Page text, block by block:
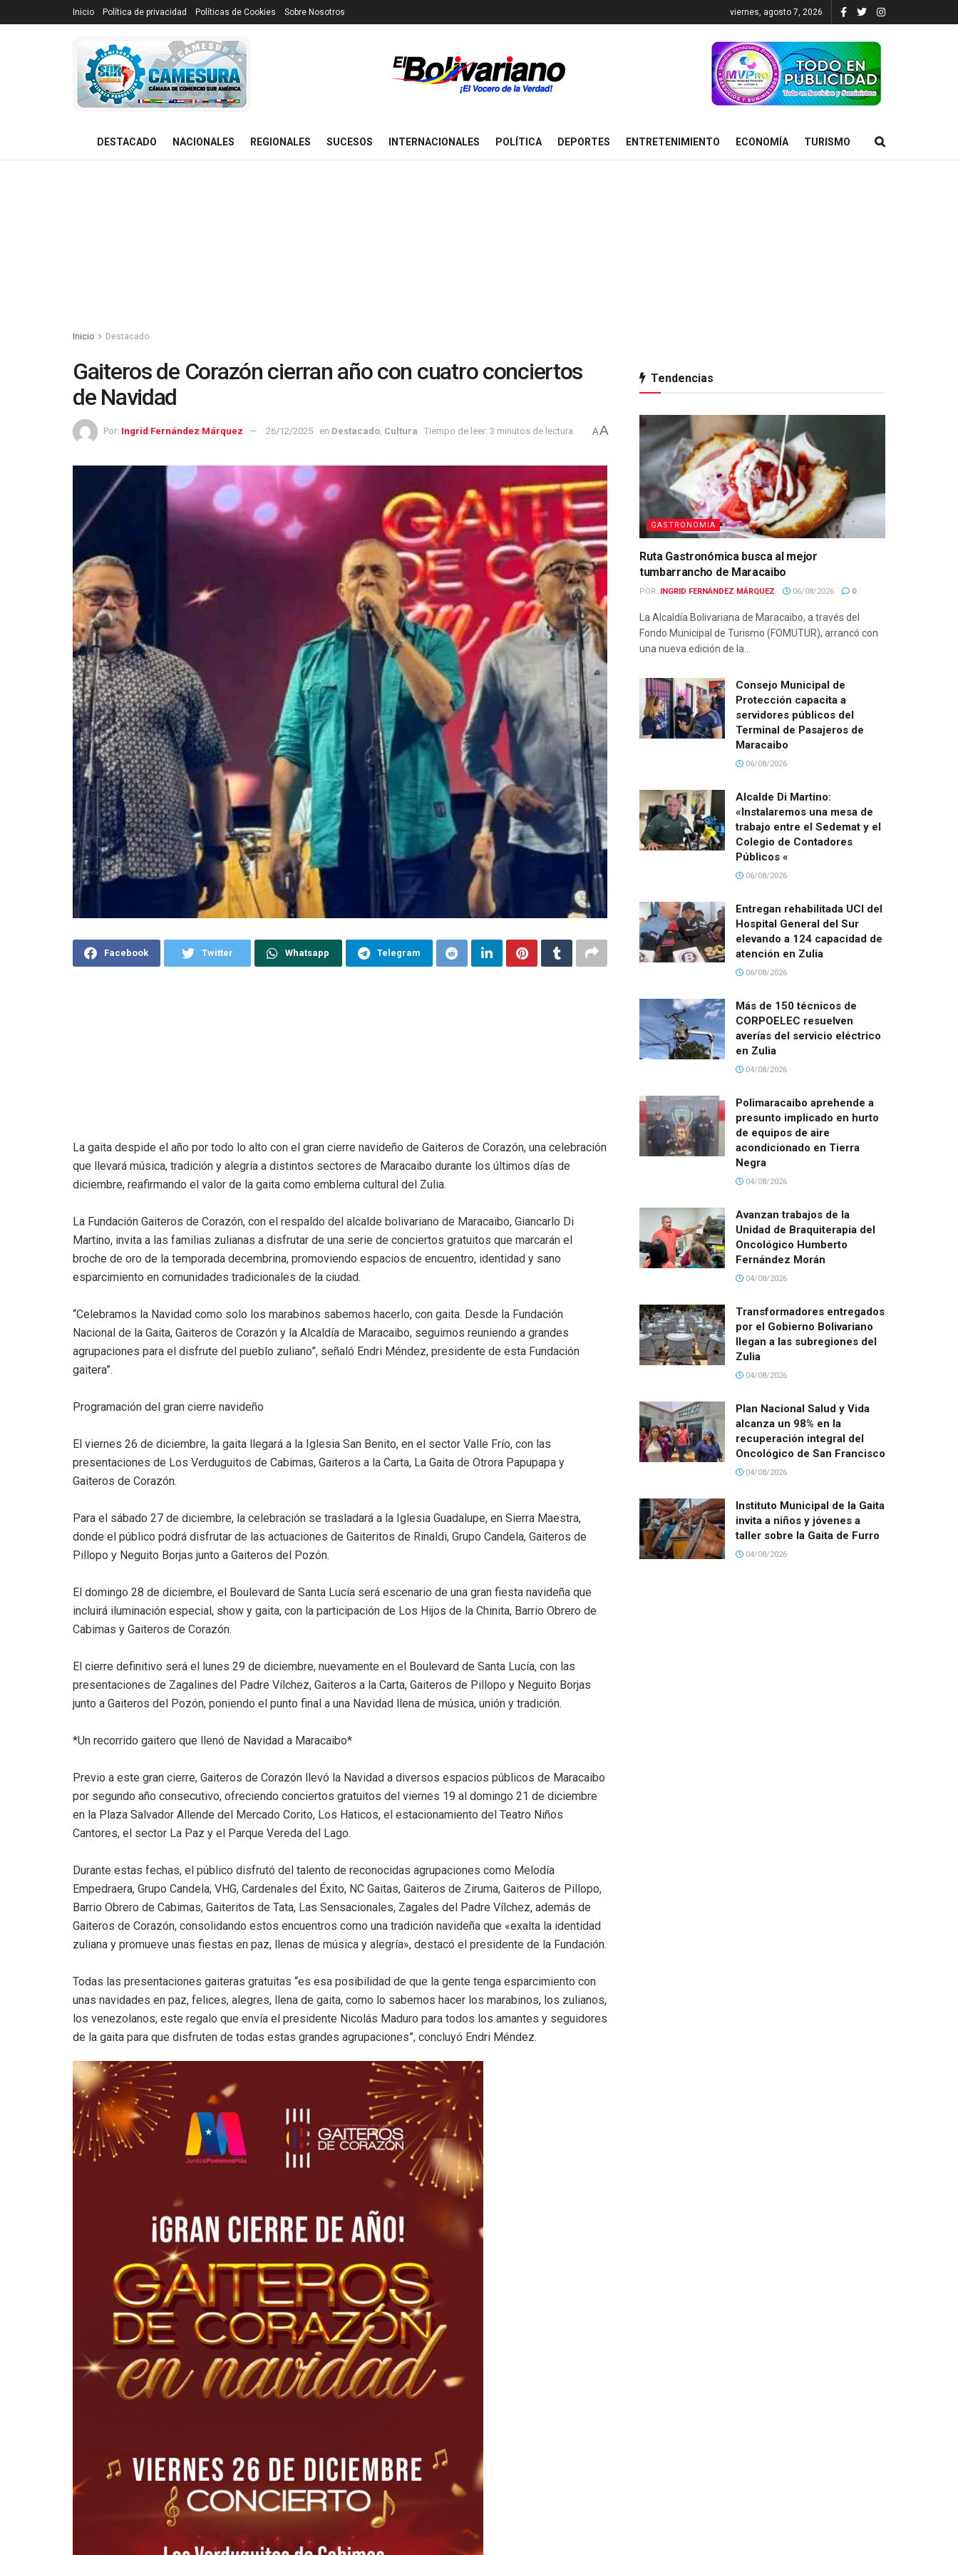
Inicio Política de privacidad Políticas de Cookies Sobre Nosotros viernes, agosto 7, 2026
DESTACADO NACIONALES REGIONALES SUCESOS INTERNACIONALES POLÍTICA DEPORTES ENTRETENIMIENTO ECONOMÍA TURISMO
Inicio Destacado
Gaiteros de Corazón cierran año con cuatro conciertos
de Navidad
Por: Ingrid Fernández Márquez 26/12/2025 en Destacado Cultura Tiempo de leer: 3 minutos de lectura AA
Facebook Twitter Whatsapp Telegram
La gaita despide el año por todo lo alto con el gran cierre navideño de Gaiteros de Corazón, una celebración
que llevará música, tradición y alegría a distintos sectores de Maracaibo durante los últimos días de
diciembre, reafirmando el valor de la gaita como emblema cultural del Zulia.
La Fundación Gaiteros de Corazón, con el respaldo del alcalde bolivariano de Maracaibo, Giancarlo Di
Martino, invita a las familias zulianas a disfrutar de una serie de conciertos gratuitos que marcarán el
broche de oro de la temporada decembrina, promoviendo espacios de encuentro, identidad y sano
esparcimiento en comunidades tradicionales de la ciudad.
“Celebramos la Navidad como solo los marabinos sabemos hacerlo, con gaita. Desde la Fundación
Nacional de la Gaita, Gaiteros de Corazón y la Alcaldía de Maracaibo, seguimos reuniendo a grandes
agrupaciones para el disfrute del pueblo zuliano”, señaló Endri Méndez, presidente de esta Fundación
gaitera”.
Programación del gran cierre navideño
El viernes 26 de diciembre, la gaita llegará a la Iglesia San Benito, en el sector Valle Frío, con las
presentaciones de Los Verduguitos de Cabimas, Gaiteros a la Carta, La Gaita de Otrora Papupapa y
Gaiteros de Corazón.
Para el sábado 27 de diciembre, la celebración se trasladará a la Iglesia Guadalupe, en Sierra Maestra,
donde el público podrá disfrutar de las actuaciones de Gaiteritos de Rinaldi, Grupo Candela, Gaiteros de
Pillopo y Neguito Borjas junto a Gaiteros del Pozón.
El domingo 28 de diciembre, el Boulevard de Santa Lucía será escenario de una gran fiesta navideña que
incluirá iluminación especial, show y gaita, con la participación de Los Hijos de la Chinita, Barrio Obrero de
Cabimas y Gaiteros de Corazón.
El cierre definitivo será el lunes 29 de diciembre, nuevamente en el Boulevard de Santa Lucía, con las
presentaciones de Zagalines del Padre Vílchez, Gaiteros a la Carta, Gaiteros de Pillopo y Neguito Borjas
junto a Gaiteros del Pozón, poniendo el punto final a una Navidad llena de música, unión y tradición.
*Un recorrido gaitero que llenó de Navidad a Maracaibo*
Previo a este gran cierre, Gaiteros de Corazón llevó la Navidad a diversos espacios públicos de Maracaibo
por segundo año consecutivo, ofreciendo conciertos gratuitos del viernes 19 al domingo 21 de diciembre
en la Plaza Salvador Allende del Mercado Corito, Los Haticos, el estacionamiento del Teatro Niños
Cantores, el sector La Paz y el Parque Vereda del Lago.
Durante estas fechas, el público disfrutó del talento de reconocidas agrupaciones como Melodía
Empedraera, Grupo Candela, VHG, Cardenales del Éxito, NC Gaitas, Gaiteros de Ziruma, Gaiteros de Pillopo,
Barrio Obrero de Cabimas, Gaiteritos de Tata, Las Sensacionales, Zagales del Padre Vílchez, además de
Gaiteros de Corazón, consolidando estos encuentros como una tradición navideña que «exalta la identidad
zuliana y promueve unas fiestas en paz, llenas de música y alegría», destacó el presidente de la Fundación.
Todas las presentaciones gaiteras gratuitas “es esa posibilidad de que la gente tenga esparcimiento con
unas navidades en paz, felices, alegres, llena de gaita, como lo sabemos hacer los marabinos, los zulianos,
los venezolanos, este regalo que envía el presidente Nicolás Maduro para todos los amantes y seguidores
de la gaita para que disfruten de todas estas grandes agrupaciones”, concluyó Endri Méndez.
Tendencias
GASTRONOMIA
Ruta Gastronómica busca al mejor
tumbarrancho de Maracaibo
POR: INGRID FERNÁNDEZ MÁRQUEZ 06/08/2026 0
La Alcaldía Bolivariana de Maracaibo, a través del
Fondo Municipal de Turismo (FOMUTUR), arrancó con
una nueva edición de la...
Consejo Municipal de
Protección capacita a
servidores públicos del
Terminal de Pasajeros de
Maracaibo
06/08/2026
Alcalde Di Martino:
«Instalaremos una mesa de
trabajo entre el Sedemat y el
Colegio de Contadores
Públicos «
06/08/2026
Entregan rehabilitada UCI del
Hospital General del Sur
elevando a 124 capacidad de
atención en Zulia
06/08/2026
Más de 150 técnicos de
CORPOELEC resuelven
averías del servicio eléctrico
en Zulia
04/08/2026
Polimaracaibo aprehende a
presunto implicado en hurto
de equipos de aire
acondicionado en Tierra
Negra
04/08/2026
Avanzan trabajos de la
Unidad de Braquiterapia del
Oncológico Humberto
Fernández Morán
04/08/2026
Transformadores entregados
por el Gobierno Bolivariano
llegan a las subregiones del
Zulia
04/08/2026
Plan Nacional Salud y Vida
alcanza un 98% en la
recuperación integral del
Oncológico de San Francisco
04/08/2026
Instituto Municipal de la Gaita
invita a niños y jóvenes a
taller sobre la Gaita de Furro
04/08/2026